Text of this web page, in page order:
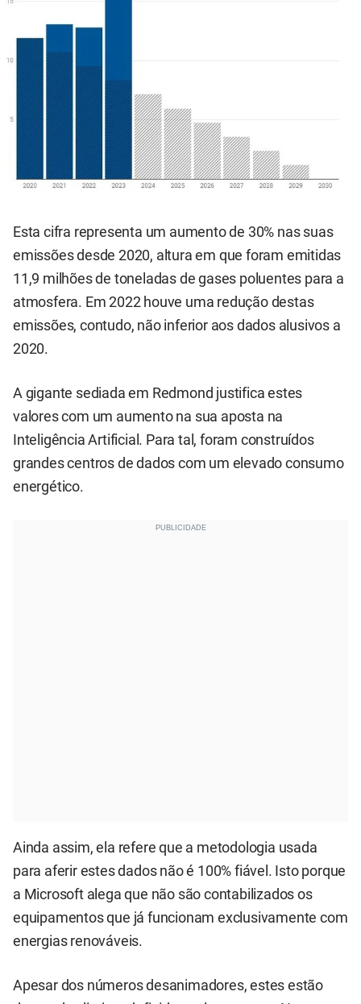
Esta cifra representa um aumento de 30% nas suas
emissões desde 2020, altura em que foram emitidas
11,9 milhões de toneladas de gases poluentes para a
atmosfera. Em 2022 houve uma redução destas
emissões, contudo, não inferior aos dados alusivos a
2020.
A gigante sediada em Redmond justifica estes
valores com um aumento na sua aposta na
Inteligência Artificial. Para tal, foram construídos
grandes centros de dados com um elevado consumo
energético.
Ainda assim, ela refere que a metodologia usada
para aferir estes dados não é 100% fiável. Isto porque
a Microsoft alega que não são contabilizados os
equipamentos que já funcionam exclusivamente com
energias renováveis.
Apesar dos números desanimadores, estes estão